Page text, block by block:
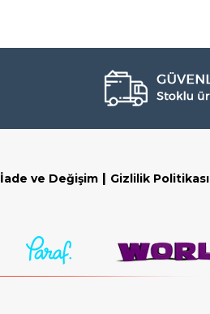
İade ve Değişim | Gizlilik Politikası